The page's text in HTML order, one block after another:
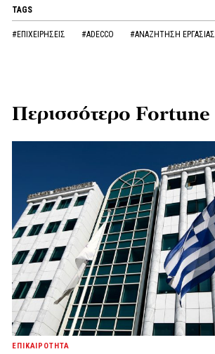
TAGS
#ΕΠΙΧΕΙΡΗΣΕΙΣ #ADECCO #ΑΝΑΖΗΤΗΣΗ ΕΡΓΑΣΙΑΣ
Περισσότερο Fortune
ΕΠΙΚΑΙΡΟΤΗΤΑ